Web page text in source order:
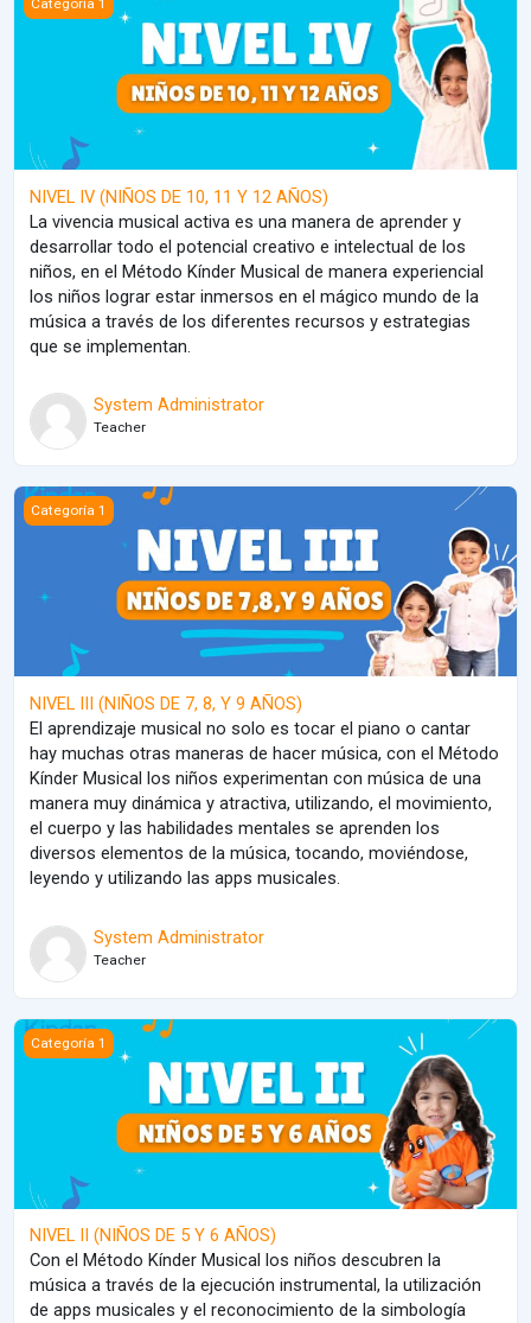
Categoría 1
NIVEL IV (NIÑOS DE 10, 11 Y 12 AÑOS)
La vivencia musical activa es una manera de aprender y
desarrollar todo el potencial creativo e intelectual de los
niños, en el Método Kínder Musical de manera experiencial
los niños lograr estar inmersos en el mágico mundo de la
música a través de los diferentes recursos y estrategias
que se implementan.
System Administrator
Teacher
NIVEL III (NIÑOS DE 7, 8, Y 9 AÑOS)
Categoría 1
NIVEL III (NIÑOS DE 7, 8, Y 9 AÑOS)
El aprendizaje musical no solo es tocar el piano o cantar
hay muchas otras maneras de hacer música, con el Método
Kínder Musical los niños experimentan con música de una
manera muy dinámica y atractiva, utilizando, el movimiento,
el cuerpo y las habilidades mentales se aprenden los
diversos elementos de la música, tocando, moviéndose,
leyendo y utilizando las apps musicales.
System Administrator
Teacher
NIVEL II (NIÑOS DE 5 Y 6 AÑOS)
Categoría 1
NIVEL II (NIÑOS DE 5 Y 6 AÑOS)
Con el Método Kínder Musical los niños descubren la
música a través de la ejecución instrumental, la utilización
de apps musicales y el reconocimiento de la simbología